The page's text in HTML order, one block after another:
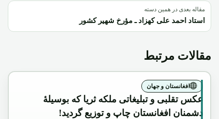
مقاله بعدی در همین دسته
استاد احمد علی کهزاد ـ مؤرخ شهیر کشور
مقالات مرتبط
افغانستان و جهان
عکس تقلبی و تبلیغاتی ملکه ثریا که بوسیلۀ
دشمنان افغانستان چاپ و توزیع گردید!